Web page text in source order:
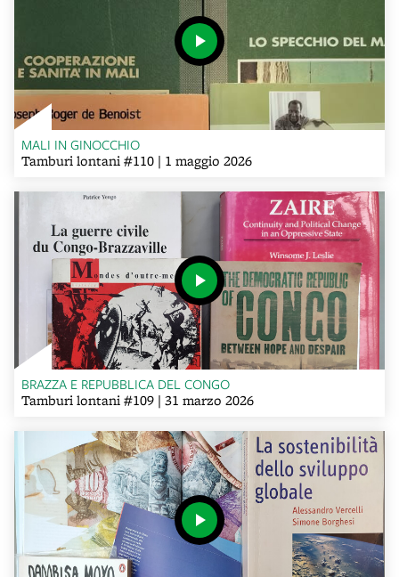
MALI IN GINOCCHIO
Tamburi lontani #110 | 1 maggio 2026
BRAZZA E REPUBBLICA DEL CONGO
Tamburi lontani #109 | 31 marzo 2026